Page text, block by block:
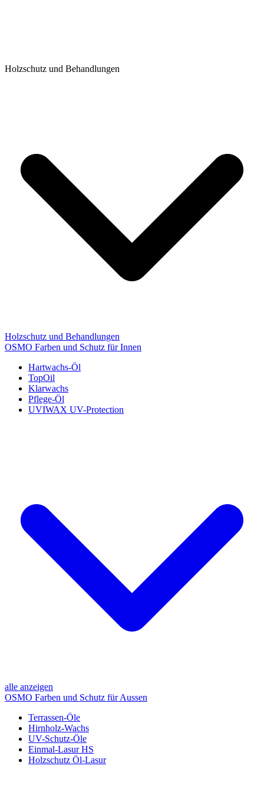
Holzschutz und Behandlungen
Holzschutz und Behandlungen
OSMO Farben und Schutz für Innen
Hartwachs-Öl
TopOil
Klarwachs
Pflege-Öl
UVIWAX UV-Protection
alle anzeigen
OSMO Farben und Schutz für Aussen
Terrassen-Öle
Hirnholz-Wachs
UV-Schutz-Öle
Einmal-Lasur HS
Holzschutz Öl-Lasur